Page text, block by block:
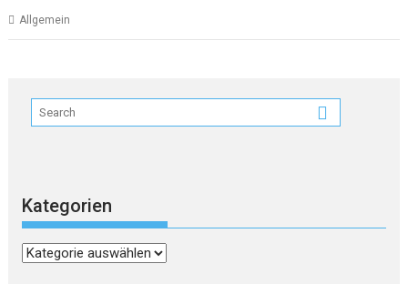
Allgemein
Kategorien
Kategorien